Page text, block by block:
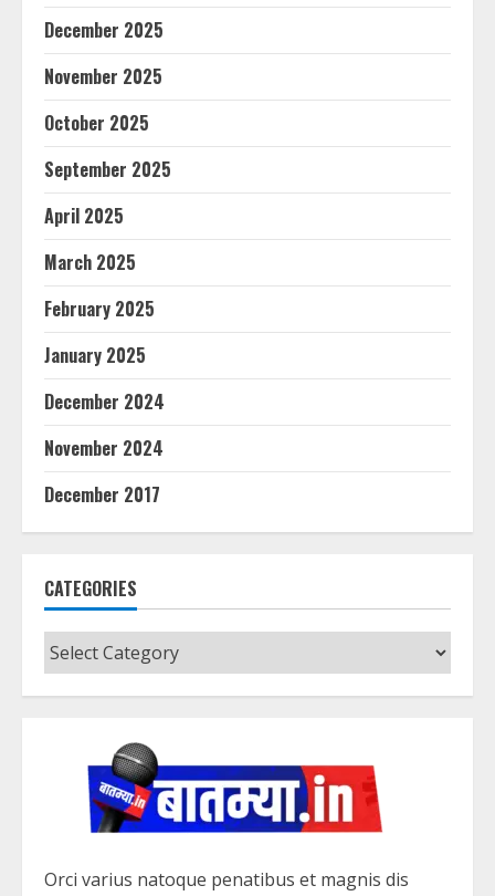
December 2025
November 2025
October 2025
September 2025
April 2025
March 2025
February 2025
January 2025
December 2024
November 2024
December 2017
CATEGORIES
Categories
Orci varius natoque penatibus et magnis dis